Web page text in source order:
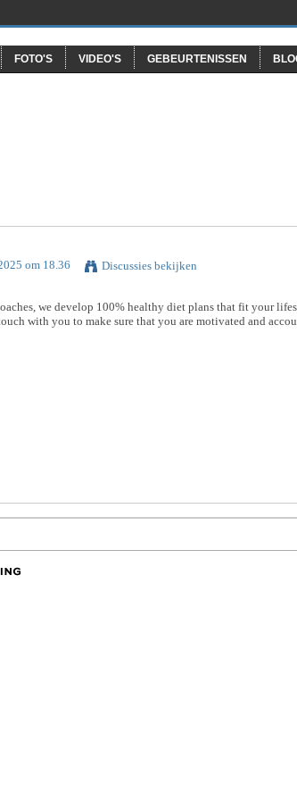
FOTO'S VIDEO'S GEBEURTENISSEN
om 18.36 Discussies bekijken
we develop 100% healthy diet plans that fit your
with you to make sure that you are motivated and